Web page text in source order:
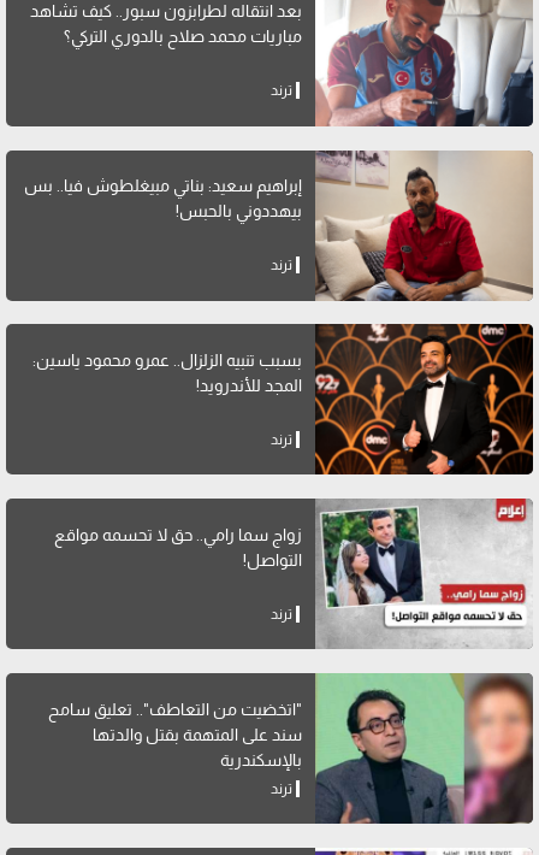
بعد انتقاله لطرابزون سبور.. كيف تشاهد
مباريات محمد صلاح بالدوري التركي؟
ترند
إبراهيم سعيد: بناتي مبيغلطوش فيا.. بس
بيهددوني بالحبس!
ترند
بسبب تنبيه الزلزال.. عمرو محمود ياسين:
المجد للأندرويد!
ترند
زواج سما رامي.. حق لا تحسمه مواقع
التواصل!
ترند
"اتخضيت من التعاطف".. تعليق سامح
سند على المتهمة بقتل والدتها
بالإسكندرية
ترند